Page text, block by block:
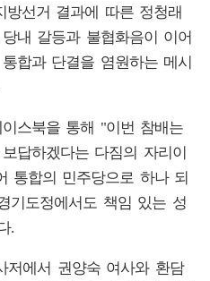
방선거 결과에 따른 정청래
내 갈등과 불협화음이 이어
합과 단결을 염원하는 메시
스북을 통해 "이번 참배는
답하겠다는 다짐의 자리이
통합의 민주당으로 하나 되
기도정에서도 책임 있는 성
.
저에서 권양숙 여사와 환담